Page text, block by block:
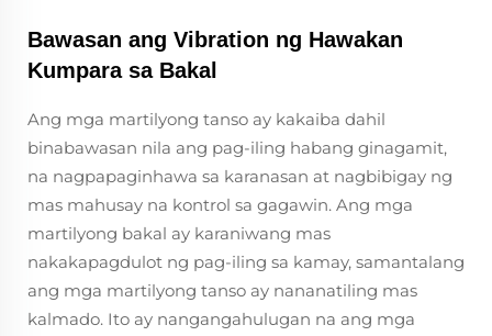
Bawasan ang Vibration ng Hawakan
Kumpara sa Bakal
Ang mga martilyong tanso ay kakaiba dahil
binabawasan nila ang pag-iling habang ginagamit,
na nagpapaginhawa sa karanasan at nagbibigay ng
mas mahusay na kontrol sa gagawin. Ang mga
martilyong bakal ay karaniwang mas
nakakapagdulot ng pag-iling sa kamay, samantalang
ang mga martilyong tanso ay nananatiling mas
kalmado. Ito ay nangangahulugan na ang mga